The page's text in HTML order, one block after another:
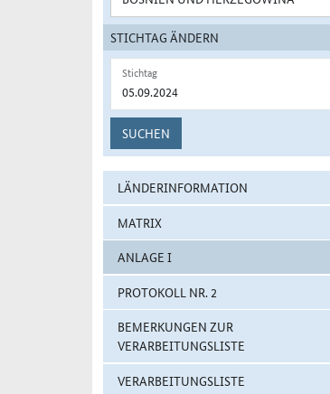
STICHTAG ÄNDERN
Stichtag
SUCHEN
LÄNDERINFORMATION
MATRIX
ANLAGE I
PROTOKOLL NR. 2
BEMERKUNGEN ZUR
VERARBEITUNGSLISTE
VERARBEITUNGSLISTE